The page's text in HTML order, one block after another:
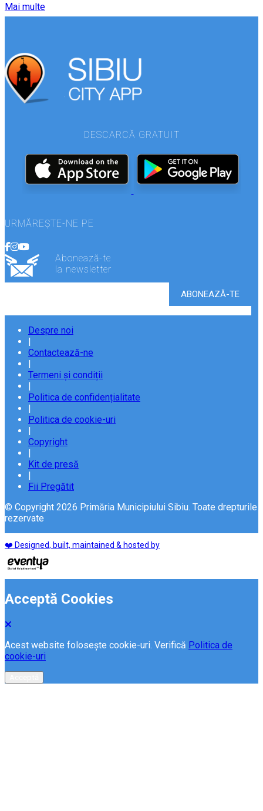
Mai multe
DESCARCĂ GRATUIT
URMĂREȘTE-NE PE
Abonează-te
la newsletter
Despre noi
|
Contactează-ne
|
Termeni și condiții
|
Politica de confidențialitate
|
Politica de cookie-uri
|
Copyright
|
Kit de presă
|
Fii Pregătit
© Copyright 2026 Primăria Municipiului Sibiu. Toate drepturile
rezervate
❤️ Designed, built, maintained & hosted by
Acceptă Cookies
Acest website folosește cookie-uri. Verifică Politica de
cookie-uri